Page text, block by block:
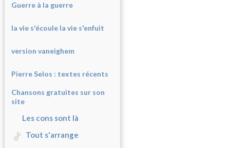
Guerre à la guerre
la vie s'écoule la vie s'enfuit
version vaneighem
Pierre Selos : textes récents
Chansons gratuites sur son
site
Les cons sont là
Tout s'arrange